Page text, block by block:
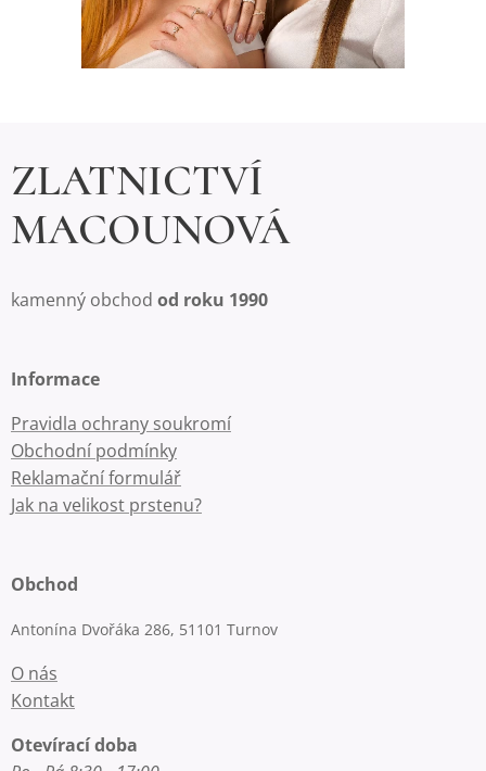
ZLATNICTVÍ
MACOUNOVÁ
kamenný obchod od roku 1990
Informace
Pravidla ochrany soukromí
Obchodní podmínky
Reklamační formulář
Jak na velikost prstenu?
Obchod
Antonína Dvořáka 286, 51101 Turnov
O nás
Kontakt
Otevírací doba